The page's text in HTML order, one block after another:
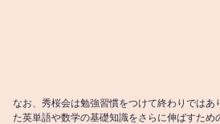
なお、秀桜会は勉強習慣をつけて終わりではあ
た英単語や数学の基礎知識をさらに伸ばすため